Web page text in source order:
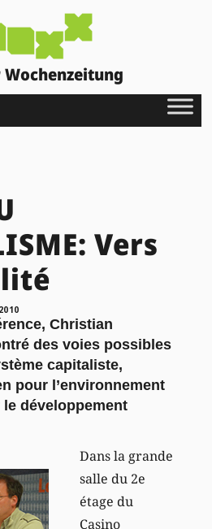
Vers
Christian
des voies possibles
capitaliste,
pour l’environnement
développement
Dans la grande
salle du 2e
étage du
Casino